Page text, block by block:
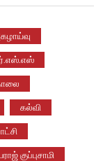
கல்வி
குப்புசாமி